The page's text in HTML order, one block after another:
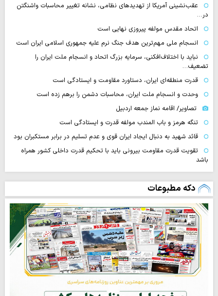
عقب‌نشینی آمریکا از تهدیدهای نظامی، نشانه تغییر محاسبات واشنگتن
در…
اتحاد مقدس مولفه پیروزی نهایی است
انسجام ملی مهم‌ترین هدف جنگ نرم علیه جمهوری اسلامی ایران است
نباید با اختلاف‌افکنی، سرمایه بزرگ اتحاد و انسجام ملت ایران را
تضعیف…
قدرت منطقه‌ای ایران، دستاورد مقاومت و ایستادگی است
وحدت و انسجام ملت ایران، محاسبات دشمن را برهم زده است
تصاویر/ اقامه نماز جمعه اردبیل
تنگه‌ هرمز و باب المندب مولفه قدرت و ایستادگی است
قائد شهید به دنبال ایجاد ایران قوی و عدم تسلیم در برابر مستکبران بود
تقویت قدرت مقاومت بیرونی باید با تحکیم قدرت داخلی کشور همراه
باشد
دکه مطبوعات